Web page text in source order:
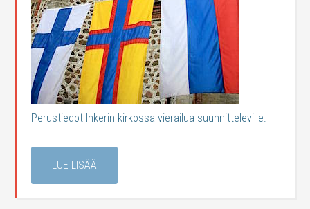
Perustiedot Inkerin kirkossa vierailua suunnitteleville.
LUE LISÄÄ